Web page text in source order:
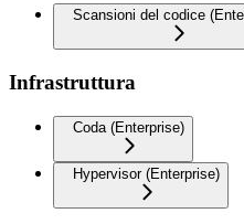
Scansioni del codice
Infrastruttura
Coda (Enterprise)
Hypervisor (Enterprise)